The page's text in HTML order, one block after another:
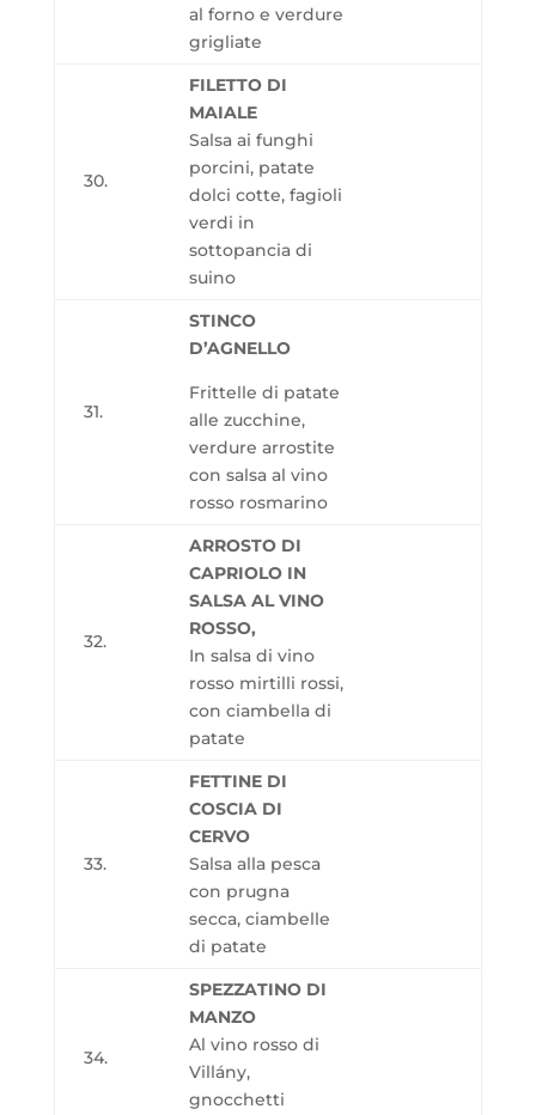
al forno e verdure
grigliate
30.
FILETTO DI
MAIALE
Salsa ai funghi
porcini, patate
dolci cotte, fagioli
verdi in
sottopancia di
suino
31.
STINCO
D’AGNELLO
Frittelle di patate
alle zucchine,
verdure arrostite
con salsa al vino
rosso rosmarino
32.
ARROSTO DI
CAPRIOLO IN
SALSA AL VINO
ROSSO,
In salsa di vino
rosso mirtilli rossi,
con ciambella di
patate
33.
FETTINE DI
COSCIA DI
CERVO
Salsa alla pesca
con prugna
secca, ciambelle
di patate
34.
SPEZZATINO DI
MANZO
Al vino rosso di
Villány,
gnocchetti